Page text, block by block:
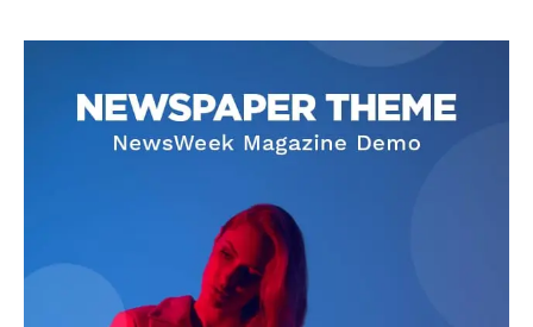
DOWNLOAD NOW
AIN NEWS 1
Contact Us
About Us